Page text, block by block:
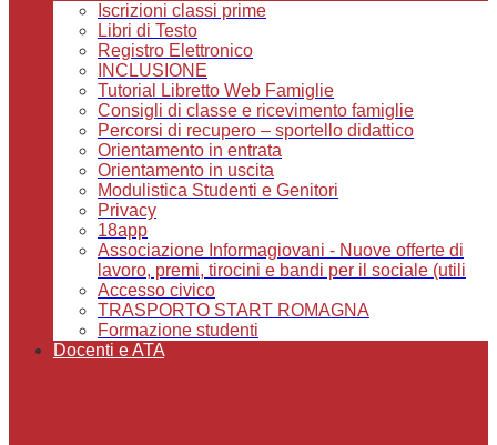
Iscrizioni classi prime
Libri di Testo
Registro Elettronico
INCLUSIONE
Tutorial Libretto Web Famiglie
Consigli di classe e ricevimento famiglie
Percorsi di recupero – sportello didattico
Orientamento in entrata
Orientamento in uscita
Modulistica Studenti e Genitori
Privacy
18app
Associazione Informagiovani - Nuove offerte di
lavoro, premi, tirocini e bandi per il sociale (utili
Accesso civico
TRASPORTO START ROMAGNA
Formazione studenti
Docenti e ATA